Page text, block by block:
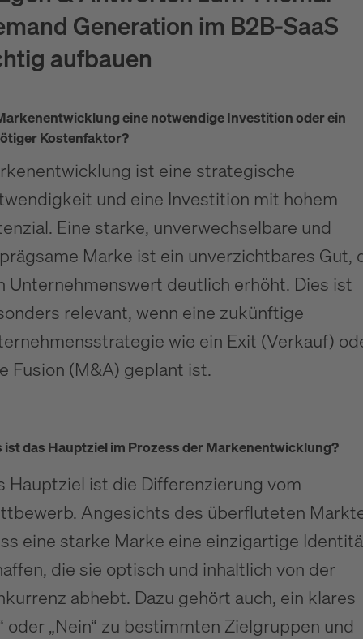
Generation im B2B-SaaS
aufbauen
eine notwendige Investition oder ein
Kostenfaktor?
ist eine strategische
und eine Investition mit hohem
Eine starke, unverwechselbare und
Marke ist ein unverzichtbares Gut,
Unternehmenswert deutlich erhöht. Dies ist
relevant, wenn eine zukünftige
wie ein Exit (Verkauf)
Fusion (M&A) geplant ist.
ist das Hauptziel im Prozess der Markenentwicklung?
Hauptziel ist die Differenzierung vom
Angesichts des überfluteten
eine starke Marke eine einzigartige
die sie optisch und inhaltlich von der
abhebt. Dazu gehört auch, ein klares
oder „Nein“ zu bestimmten Zielgruppen und